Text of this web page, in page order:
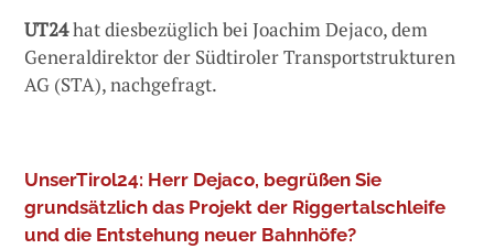
UT24hat diesbezüglich bei Joachim Dejaco, dem
Generaldirektor der Südtiroler Transportstrukturen
AG (STA), nachgefragt.
UnserTirol24: Herr Dejaco, begrüßen Sie
grundsätzlich das Projekt der Riggertalschleife
und die Entstehung neuer Bahnhöfe?